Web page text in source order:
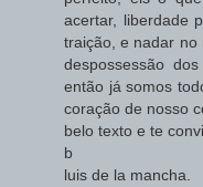
acertar, liberdade
traição, e nadar no
despossessão
então já somos
coração de nosso
belo texto e te
b
luis de la mancha.